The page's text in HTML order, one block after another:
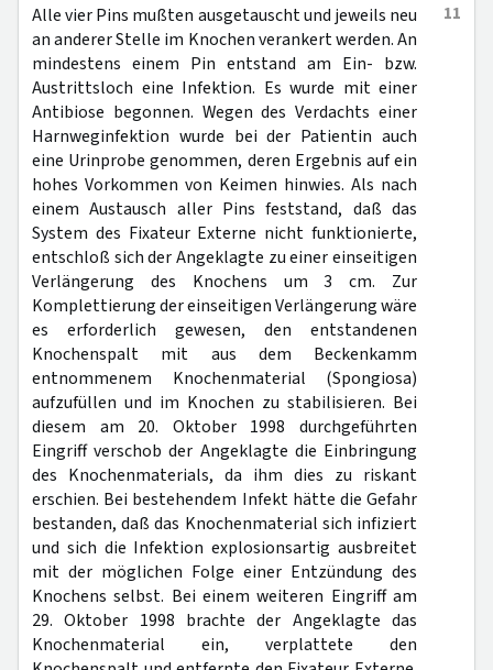
11
Alle vier Pins mußten ausgetauscht und jeweils neu
an anderer Stelle im Knochen verankert werden. An
mindestens einem Pin entstand am Ein- bzw.
Austrittsloch eine Infektion. Es wurde mit einer
Antibiose begonnen. Wegen des Verdachts einer
Harnweginfektion wurde bei der Patientin auch
eine Urinprobe genommen, deren Ergebnis auf ein
hohes Vorkommen von Keimen hinwies. Als nach
einem Austausch aller Pins feststand, daß das
System des Fixateur Externe nicht funktionierte,
entschloß sich der Angeklagte zu einer einseitigen
Verlängerung des Knochens um 3 cm. Zur
Komplettierung der einseitigen Verlängerung wäre
es erforderlich gewesen, den entstandenen
Knochenspalt mit aus dem Beckenkamm
entnommenem Knochenmaterial (Spongiosa)
aufzufüllen und im Knochen zu stabilisieren. Bei
diesem am 20. Oktober 1998 durchgeführten
Eingriff verschob der Angeklagte die Einbringung
des Knochenmaterials, da ihm dies zu riskant
erschien. Bei bestehendem Infekt hätte die Gefahr
bestanden, daß das Knochenmaterial sich infiziert
und sich die Infektion explosionsartig ausbreitet
mit der möglichen Folge einer Entzündung des
Knochens selbst. Bei einem weiteren Eingriff am
29. Oktober 1998 brachte der Angeklagte das
Knochenmaterial ein, verplattete den